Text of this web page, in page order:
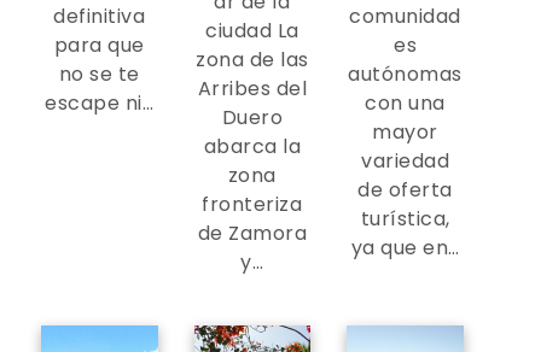
definitiva
para que
no se te
escape ni…
ciudad La
zona de las
Arribes del
Duero
abarca la
zona
fronteriza
de Zamora
y…
comunidad
es
autónomas
con una
mayor
variedad
de oferta
turística,
ya que en…